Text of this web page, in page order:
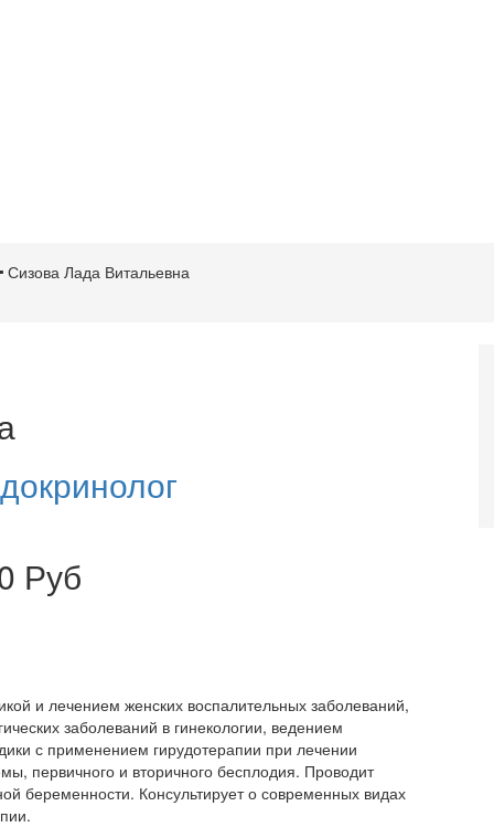
Сизова Лада Витальевна
Руб
и лечением женских воспалительных заболеваний,
заболеваний в гинекологии, ведением
с применением гирудотерапии при лечении
первичного и вторичного бесплодия. Проводит
беременности. Консультирует о современных видах